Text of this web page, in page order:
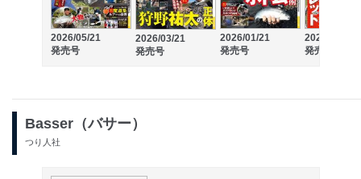
2026/05/21
発売号
2026/03/21
発売号
2026/01/21
発売号
2025/11/20
発売号
Basser（バサー）
つり人社